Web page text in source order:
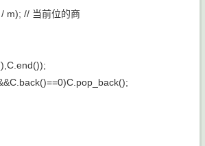
m); // 当前位的商